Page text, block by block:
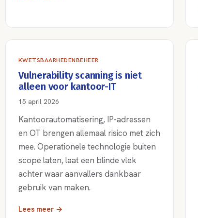
KWETSBAARHEDENBEHEER
Vulnerability scanning is niet
alleen voor kantoor-IT
15 april 2026
Kantoorautomatisering, IP-adressen
en OT brengen allemaal risico met zich
mee. Operationele technologie buiten
scope laten, laat een blinde vlek
achter waar aanvallers dankbaar
gebruik van maken.
Lees meer →